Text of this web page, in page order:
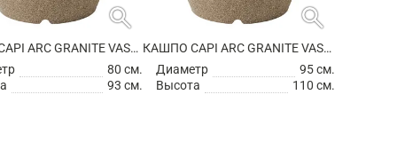
search
КАШПО CAPI ARC GRANITE VASE ELEGANT WARM TAUPE
80 см.
93 см.
search
КАШПО CAPI ARC GRANITE VASE ELEGANT WARM TAUPE
Диаметр
95 см.
Высота
110 см.